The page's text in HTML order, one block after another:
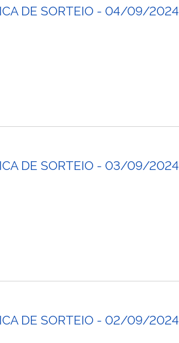
DE SORTEIO - 04/09/2024
DE SORTEIO - 03/09/2024
DE SORTEIO - 02/09/2024